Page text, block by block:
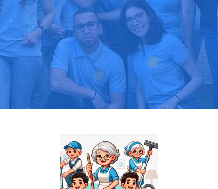
Pide tu presupuesto gratis
Llama hoy: 919 03 52 24
Más de 1000 clientes confían en nosotros
⭐⭐⭐⭐⭐